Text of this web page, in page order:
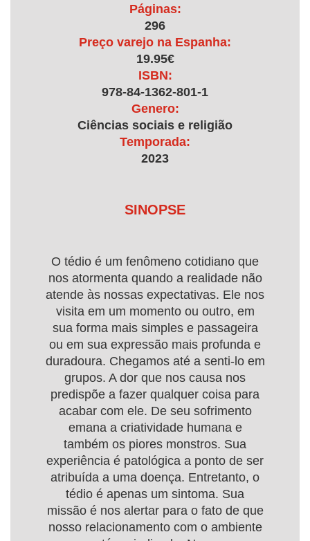
Páginas:
296
Preço varejo na Espanha:
19.95€
ISBN:
978-84-1362-801-1
Genero:
Ciências sociais e religião
Temporada:
2023
SINOPSE
O tédio é um fenômeno cotidiano que
nos atormenta quando a realidade não
atende às nossas expectativas. Ele nos
visita em um momento ou outro, em
sua forma mais simples e passageira
ou em sua expressão mais profunda e
duradoura. Chegamos até a senti-lo em
grupos. A dor que nos causa nos
predispõe a fazer qualquer coisa para
acabar com ele. De seu sofrimento
emana a criatividade humana e
também os piores monstros. Sua
experiência é patológica a ponto de ser
atribuída a uma doença. Entretanto, o
tédio é apenas um sintoma. Sua
missão é nos alertar para o fato de que
nosso relacionamento com o ambiente